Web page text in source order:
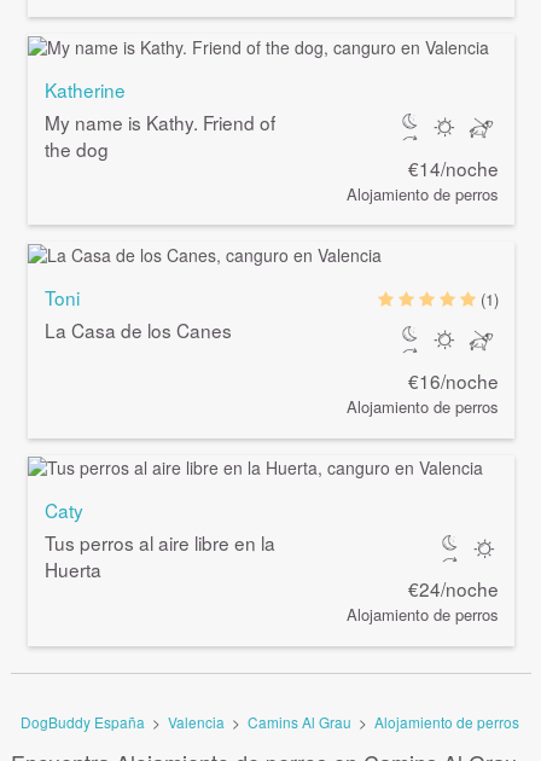
Katherine
My name is Kathy. Friend of
the dog
€14/noche
Alojamiento de perros
Toni
La Casa de los Canes
(1)
€16/noche
Alojamiento de perros
Caty
Tus perros al aire libre en la
Huerta
€24/noche
Alojamiento de perros
DogBuddy España > Valencia > Camins Al Grau > Alojamiento de perros